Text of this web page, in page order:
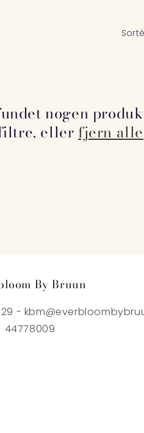
nogen
eller fjern alle
By Bruun
-
44778009